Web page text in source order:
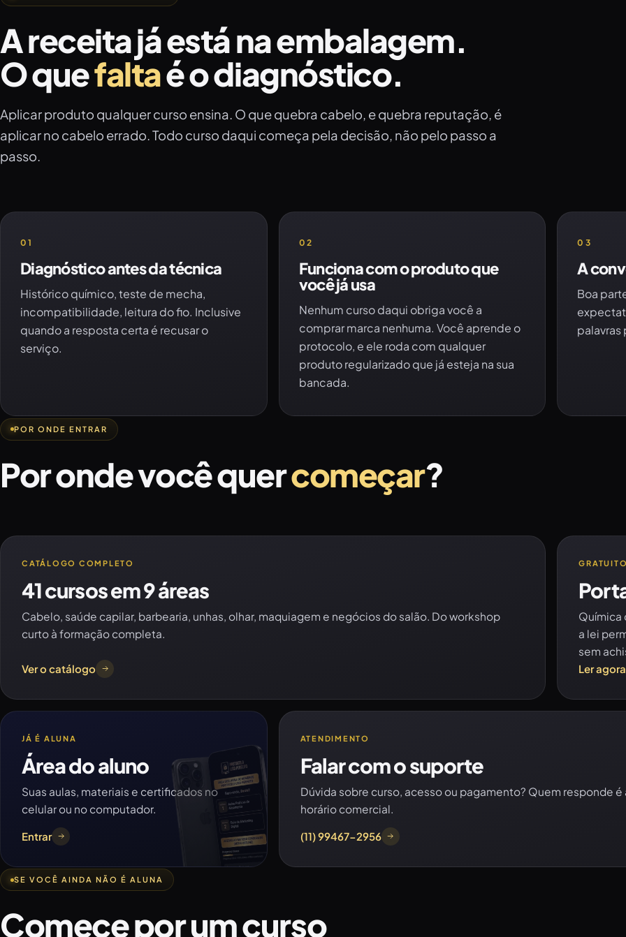
A receita já está na embalagem.
O quefaltaé o diagnóstico.
Aplicar produto qualquer curso ensina. O que quebra cabelo, e quebra reputação, é
aplicar no cabelo errado. Todo curso daqui começa pela decisão, não pelo passo a
passo.
01
Diagnóstico antes da técnica
Histórico químico, teste de mecha,
incompatibilidade, leitura do fio. Inclusive
quando a resposta certa é recusar o
serviço.
02
Funciona com o produto que
você já usa
Nenhum curso daqui obriga você a
comprar marca nenhuma. Você aprende o
protocolo, e ele roda com qualquer
produto regularizado que já esteja na sua
bancada.
03
A
Boa
palavras
POR ONDE ENTRAR
Por onde você quercomeçar?
CATÁLOGO COMPLETO
41 cursos em 9 áreas
Cabelo, saúde capilar, barbearia, unhas, olhar, maquiagem e negócios do salão. Do workshop
curto à formação completa.
Ver o catálogo
Química
a lei
sem
Ler agora
JÁ É ALUNA
Área do aluno
Suas aulas, materiais e certificados no
celular ou no computador.
Entrar
ATENDIMENTO
Falar com o suporte
Dúvida sobre curso, acesso ou pagamento? Quem responde é
horário comercial.
(11) 99467-2956
SE VOCÊ AINDA NÃO É ALUNA
Comece por um curso